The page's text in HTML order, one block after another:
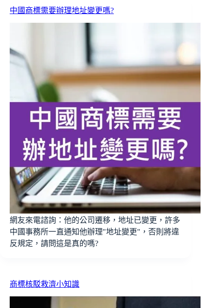
中國商標需要辦理地址變更嗎?
網友來電諮詢：他的公司遷移，地址已變更，許多
中國事務所一直通知他辦理"地址變更"，否則將違
反規定，請問這是真的嗎?
商標核駁救濟小知識